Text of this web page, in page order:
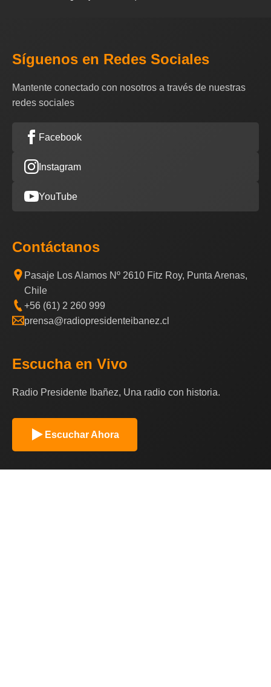
Síguenos en Redes Sociales
Mantente conectado con nosotros a través de nuestras
redes sociales
Facebook
Instagram
YouTube
Contáctanos
Pasaje Los Alamos Nº 2610 Fitz Roy, Punta Arenas,
Chile
+56 (61) 2 260 999
prensa@radiopresidenteibanez.cl
Escucha en Vivo
Radio Presidente Ibañez, Una radio con historia.
Escuchar Ahora